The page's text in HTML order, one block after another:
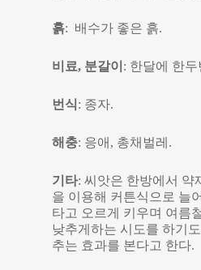
흙: 배수가 좋은 흙.
비료, 분갈이 : 한달에 한
번식: 종자.
해충: 응애, 총채벌레.
기타: 씨앗은 한방에서 약
을 이용해 커튼식으로 늘
타고 오르게 키우며 여름
낮추게하는 시도를 하기
추는 효과를 본다고 한다.